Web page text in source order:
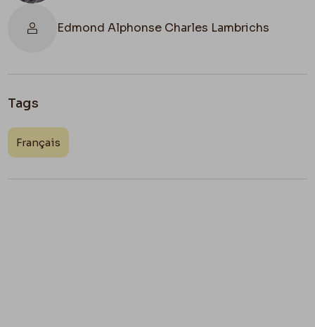
Edmond Alphonse Charles Lambrichs
Tags
Français